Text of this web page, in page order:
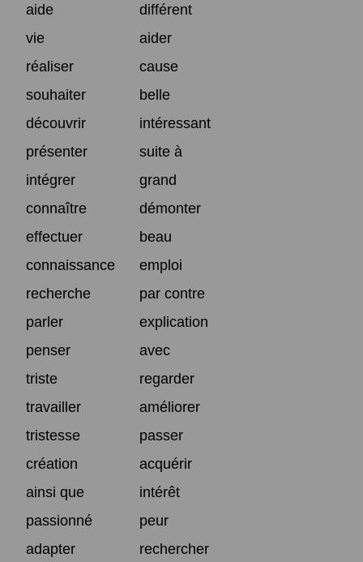
aide
différent
vie
aider
réaliser
cause
souhaiter
belle
découvrir
intéressant
présenter
suite à
intégrer
grand
connaître
démonter
effectuer
beau
connaissance
emploi
recherche
par contre
parler
explication
penser
avec
triste
regarder
travailler
améliorer
tristesse
passer
création
acquérir
ainsi que
intérêt
passionné
peur
adapter
rechercher